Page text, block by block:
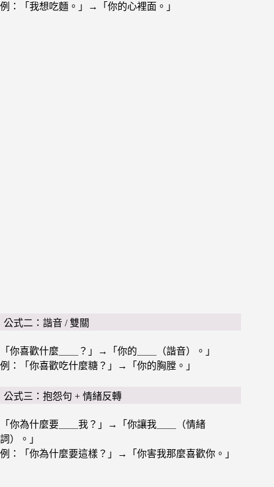
例：「我想吃麵。」→「你的心裡面。」
公式二：諧音 / 雙關
「你喜歡什麼＿＿？」→「你的＿＿（諧音）。」
例：「你喜歡吃什麼糖？」→「你的胸膛。」
公式三：抱怨句 + 情緒反轉
「你為什麼要＿＿我？」→「你讓我＿＿（情緒
詞）。」
例：「你為什麼要這樣？」→「你害我那麼喜歡你。」